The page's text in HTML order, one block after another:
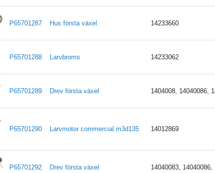
P65701287 Hus första växel 14233660
P65701288 Larvbroms 14233062
P65701289 Drev första växel 1404008, 14040086,
P65701290 Larvmotor commercial m3d135 14012869
P65701292 Drev första växel 14040083,